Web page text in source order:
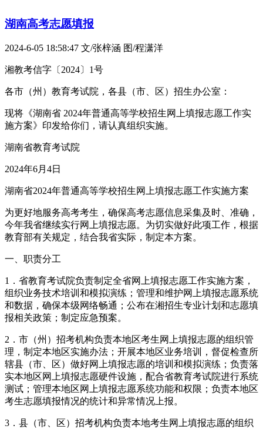
湖南高考志愿填报
2024-6-05 18:58:47 文/张梓涵 图/程潇洋
湘教考信字〔2024〕1号
各市（州）教育考试院，各县（市、区）招生办公室：
现将《湖南省 2024年普通高等学校招生网上填报志愿工作实
施方案》印发给你们，请认真组织实施。
湖南省教育考试院
2024年6月4日
湖南省2024年普通高等学校招生网上填报志愿工作实施方案
为更好地服务高考考生，确保高考志愿信息采集及时、准确，
今年我省继续实行网上填报志愿。为切实做好此项工作，根据
教育部有关规定，结合我省实际，制定本方案。
一、职责分工
1．省教育考试院负责制定全省网上填报志愿工作实施方案，
组织业务技术培训和模拟演练；管理和维护网上填报志愿系统
和数据，确保本级网络畅通；公布在湘招生专业计划和志愿填
报相关政策；制定应急预案。
2．市（州）招考机构负责本地区考生网上填报志愿的组织管
理，制定本地区实施办法；开展本地区业务培训，督促检查所
辖县（市、区）做好网上填报志愿的培训和模拟演练；负责落
实本地区网上填报志愿硬件设施，配合省教育考试院进行系统
测试；管理本地区网上填报志愿系统功能和权限；负责本地区
考生志愿填报情况的统计和异常情况上报。
3．县（市、区）招考机构负责本地考生网上填报志愿的组织